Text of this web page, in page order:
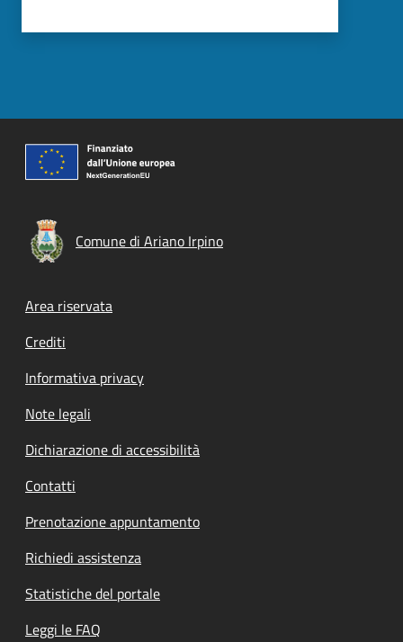
Comune di Ariano Irpino
Footer menu
Area riservata
Crediti
Informativa privacy
Note legali
Dichiarazione di accessibilità
Contatti
Prenotazione appuntamento
Richiedi assistenza
Statistiche del portale
Leggi le FAQ